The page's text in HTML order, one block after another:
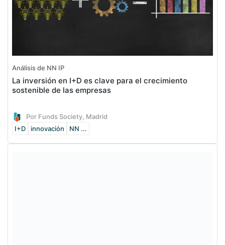
Análisis de NN IP
La inversión en I+D es clave para el crecimiento
sostenible de las empresas
Por Funds Society, Madrid
I+D
innovación NN ...